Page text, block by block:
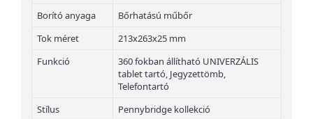
Borító anyaga
Bőrhatású műbőr
Tok méret
213x263x25 mm
Funkció
360 fokban állítható UNIVERZÁLIS
tablet tartó, Jegyzettömb,
Telefontartó
Stílus
Pennybridge kollekció